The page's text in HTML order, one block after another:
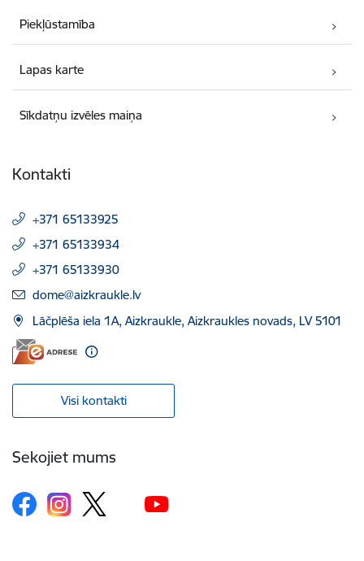
Piekļūstamība
Lapas karte
Sīkdatņu izvēles maiņa
Kontakti
+371 65133925
+371 65133934
+371 65133930
E-pasts:
dome@aizkraukle.lv
Lāčplēša iela 1A, Aizkraukle, Aizkraukles novads, LV 5101
Visi kontakti
Sekojiet mums